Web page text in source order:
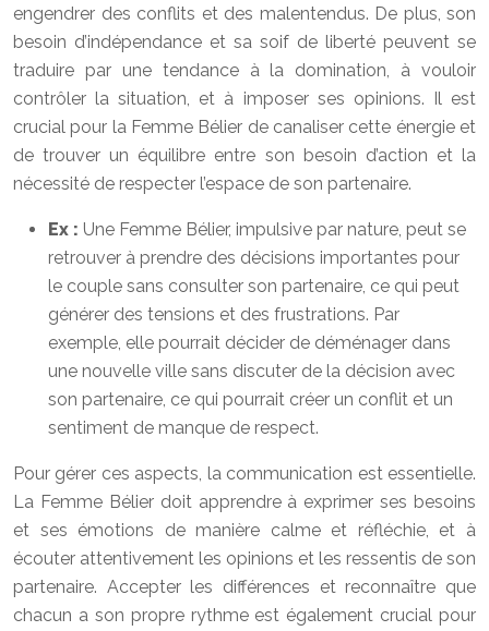
engendrer des conflits et des malentendus. De plus, son
besoin d’indépendance et sa soif de liberté peuvent se
traduire par une tendance à la domination, à vouloir
contrôler la situation, et à imposer ses opinions. Il est
crucial pour la Femme Bélier de canaliser cette énergie et
de trouver un équilibre entre son besoin d’action et la
nécessité de respecter l’espace de son partenaire.
Ex : Une Femme Bélier, impulsive par nature, peut se
retrouver à prendre des décisions importantes pour
le couple sans consulter son partenaire, ce qui peut
générer des tensions et des frustrations. Par
exemple, elle pourrait décider de déménager dans
une nouvelle ville sans discuter de la décision avec
son partenaire, ce qui pourrait créer un conflit et un
sentiment de manque de respect.
Pour gérer ces aspects, la communication est essentielle.
La Femme Bélier doit apprendre à exprimer ses besoins
et ses émotions de manière calme et réfléchie, et à
écouter attentivement les opinions et les ressentis de son
partenaire. Accepter les différences et reconnaître que
chacun a son propre rythme est également crucial pour